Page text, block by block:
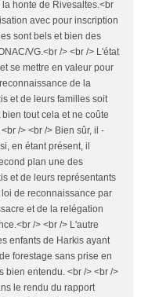
honte de Rivesaltes.<br
avec pour inscription
sont bels et bien des
VG.<br /> <br /> L'état
se mettre en valeur pour
de la
et de leurs familles soit
tout cela et ne coûte
/> <br /> Bien sûr, il -
en étant présent, il
plan une des
et de leurs représentants
de reconnaissance par
et de la relégation
/> <br /> L'autre
enfants de Harkis ayant
forestage sans prise en
bien entendu. <br /> <br />
le rendu du rapport